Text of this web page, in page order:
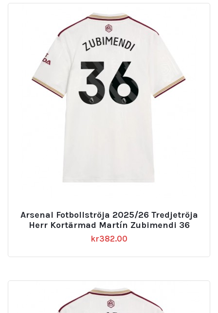
Arsenal Fotbollströja 2025/26 Tredjetröja
Herr Kortärmad Martín Zubimendi 36
kr382.00